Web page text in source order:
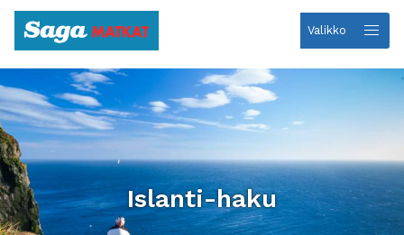
Etusivulle
Valikko
Islanti-haku